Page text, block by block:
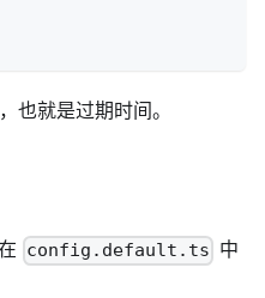
也就是过期时间。
config.default.ts 中